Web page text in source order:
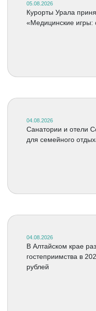
05.08.2026
Курорты Урала
«Медицинские игры:
04.08.2026
Санатории и отели
для семейного
04.08.2026
В Алтайском крае
гостеприимства в
рублей